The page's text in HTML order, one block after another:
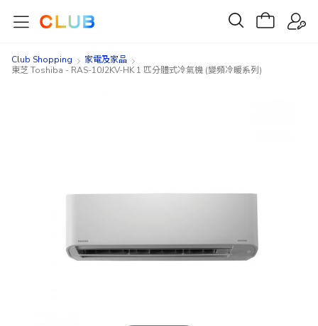
Club Shopping
家電及家品
東芝 Toshiba - RAS-10J2KV-HK 1 匹分體式冷氣機 (變頻冷暖系列)